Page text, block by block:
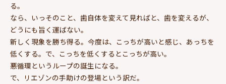
る。
なら、いっそのこと、歯自体を変えて見ればと、歯を変えるが、
どうにも旨く運ばない。
新しく現象を勝ち得る。今度は、こっちが高いと感じ、あっちを
低くする。で、こっちを低くするとこっちが高い。
悪循環というループの誕生になる。
で、リエゾンの手助けの登場という訳だ。